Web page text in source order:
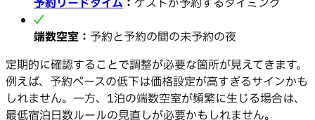
端数空室： 予約と予約の間の未予約の夜
定期的に確認することで調整が必要な箇所が見えてきます。
例えば、予約ペースの低下は価格設定が高すぎるサインかも
しれません。一方、1泊の端数空室が頻繁に生じる場合は、
最低宿泊日数ルールの見直しが必要かもしれません。